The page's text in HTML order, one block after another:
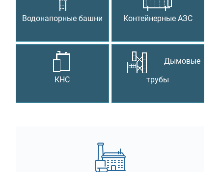
Водонапорные башни Контейнерные АЗС
КНС
Дымовые
трубы